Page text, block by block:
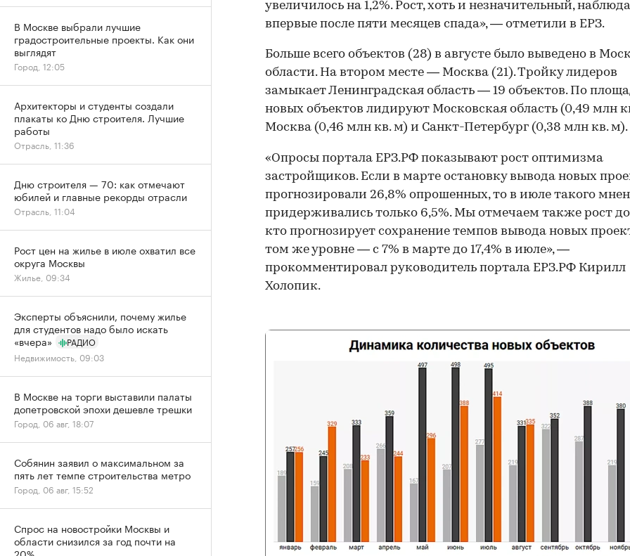
увеличилось на 1,2%. Рост, хоть и незначительный,
впервые после пяти месяцев спада», — отметили в ЕРЗ.
Больше всего объектов (28) в августе было выведено в
области. На втором месте — Москва (21). Тройку лидеров
замыкает Ленинградская область — 19 объектов. По
новых объектов лидируют Московская область (0,49 млн
Москва (0,46 млн кв. м) и Санкт-Петербург (0,38 млн кв. м).
«Опросы портала ЕРЗ.РФ показывают рост оптимизма
застройщиков. Если в марте остановку вывода новых
прогнозировали 26,8% опрошенных, то в июле такого
придерживались только 6,5%. Мы отмечаем также рост
кто прогнозирует сохранение темпов вывода новых
том же уровне — с 7% в марте до 17,4% в июле», —
прокомментировал руководитель портала ЕРЗ.РФ Кирилл
Холопик.
В Москве выбрали лучшие
градостроительные проекты. Как они
выглядят
Город, 12:05
Архитекторы и студенты создали
плакаты ко Дню строителя. Лучшие
работы
Отрасль, 11:36
Дню строителя — 70: как отмечают
юбилей и главные рекорды отрасли
Отрасль, 11:04
Рост цен на жилье в июле охватил все
округа Москвы
Жилье, 09:34
Эксперты объяснили, почему жилье
для студентов надо было искать
«вчера»
РАДИО
Недвижимость, 09:03
В Москве на торги выставили палаты
допетровской эпохи дешевле трешки
Город, 06 авг, 18:07
Собянин заявил о максимальном за
пять лет темпе строительства метро
Город, 06 авг, 15:52
Спрос на новостройки Москвы и
области снизился за год почти на